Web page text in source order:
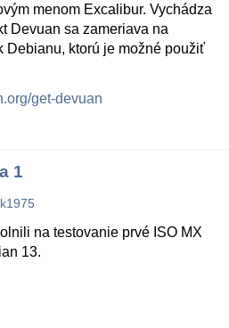
menom Excalibur. Vychádza
Devuan sa zameriava na
Debianu, ktorú je možné použiť
get-devuan
1
na testovanie prvé ISO MX
13.